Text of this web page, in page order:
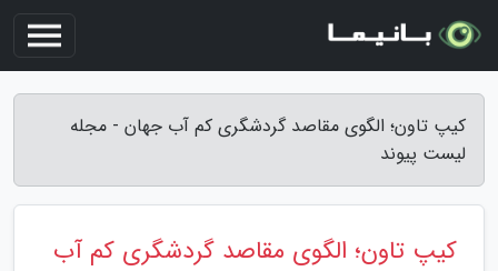
کیپ تاون؛ الگوی مقاصد گردشگری کم آب جهان - مجله
لیست پیوند
کیپ تاون؛ الگوی مقاصد گردشگری کم آب